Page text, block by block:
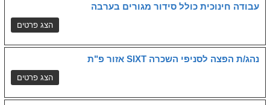
עבודה חינוכית כולל סידור מגורים בערבה
נהג/ת הפצה לסניפי השכרה SIXT אזור פ"ת